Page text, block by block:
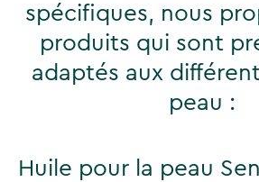
spécifiques, nous
produits qui sont
adaptés aux
peau :
Huile pour la peau